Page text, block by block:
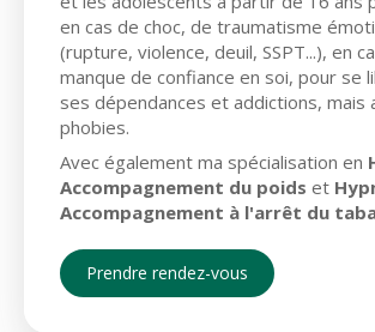
en cas de choc, de traumatisme
(rupture, violence, deuil, SSPT...), en
manque de confiance en soi, pour se
ses dépendances et addictions, mais
phobies.
Avec également ma spécialisation en
Accompagnement du poids et
Accompagnement à l'arrêt du
Prendre rendez-vous